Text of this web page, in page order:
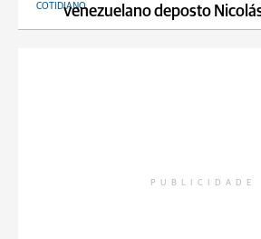
venezuelano deposto
COTIDIANO
PUBLICIDADE